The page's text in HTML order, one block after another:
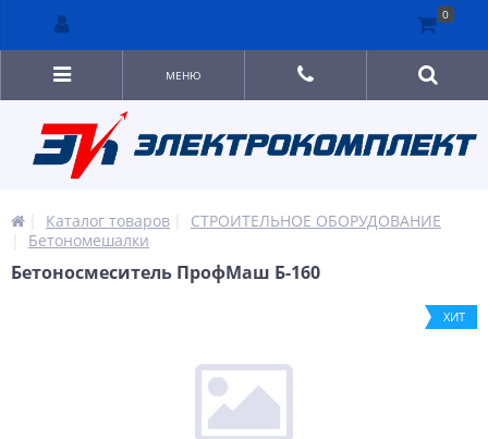
МЕНЮ
Каталог товаров
СТРОИТЕЛЬНОЕ ОБОРУДОВАНИЕ
Бетономешалки
Бетоносмеситель ПрофМаш Б-160
ХИТ
0